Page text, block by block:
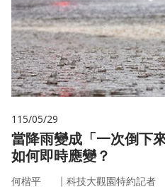
115/05/29
當降雨變成「一次倒下
如何即時應變？
何楷平 ｜ 科技大觀園特約記者